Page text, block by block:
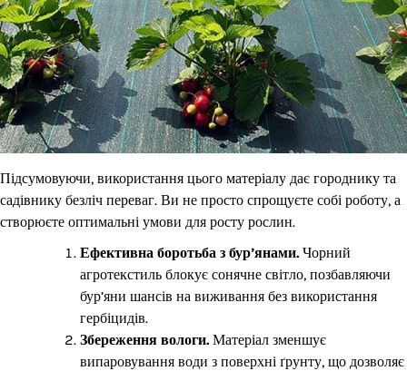
Підсумовуючи, використання цього матеріалу дає городнику та
садівнику безліч переваг. Ви не просто спрощуєте собі роботу, а
створюєте оптимальні умови для росту рослин.
Ефективна боротьба з бур’янами. Чорний
агротекстиль блокує сонячне світло, позбавляючи
бур’яни шансів на виживання без використання
гербіцидів.
Збереження вологи. Матеріал зменшує
випаровування води з поверхні ґрунту, що дозволяє